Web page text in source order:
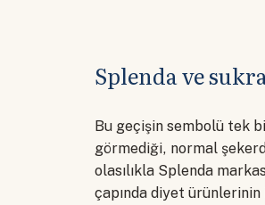
Splenda ve
Bu geçişin sembolü tek
görmediği, normal
olasılıkla Splenda
çapında diyet